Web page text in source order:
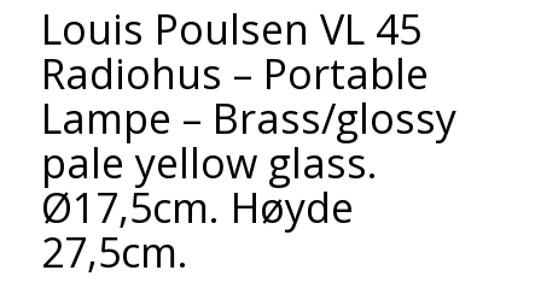
Louis Poulsen VL 45
Radiohus – Portable
Lampe – Brass/glossy
pale yellow glass.
Ø17,5cm. Høyde
27,5cm.